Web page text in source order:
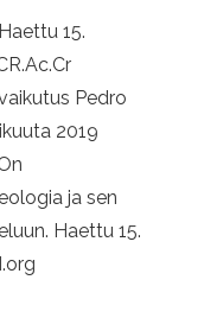
15.
Pedro
2019
ja sen
Haettu 15.